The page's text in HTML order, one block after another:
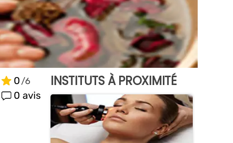
0
0 avis
INSTITUTS À PROXIMITÉ